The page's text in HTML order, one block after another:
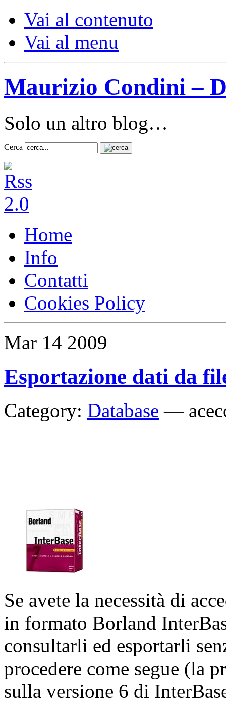
Vai al contenuto
Vai al menu
Maurizio Condini –
Solo un altro blog…
Cerca
Home
Info
Contatti
Cookies Policy
Mar 14 2009
Esportazione dati da
Category: Database —
Se avete la necessità di
in formato Borland
consultarli ed esportarli
procedere come segue (la
sulla versione 6 di